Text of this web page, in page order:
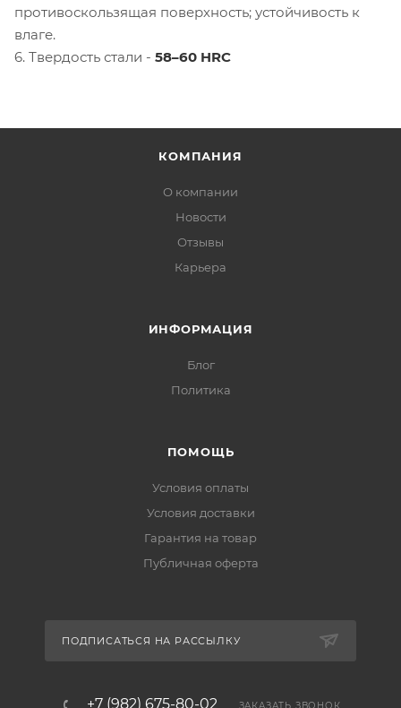
противоскользящая поверхность; устойчивость к
влаге.
6. Твердость стали - 58–60 HRC
КОМПАНИЯ
О компании
Новости
Отзывы
Карьера
ИНФОРМАЦИЯ
Блог
Политика
ПОМОЩЬ
Условия оплаты
Условия доставки
Гарантия на товар
Публичная оферта
ПОДПИСАТЬСЯ НА РАССЫЛКУ
+7 (982) 675-80-02